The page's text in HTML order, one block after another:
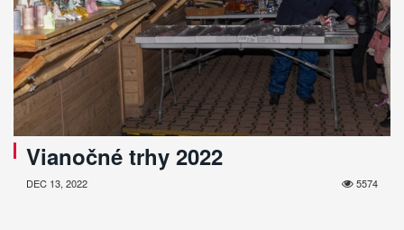
Vianočné trhy 2022
5574
DEC 13, 2022